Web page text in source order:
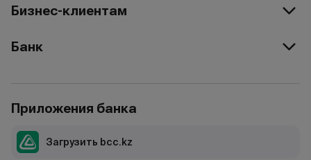
Бизнес-клиентам
Банк
Приложения банка
Загрузить bcc.kz